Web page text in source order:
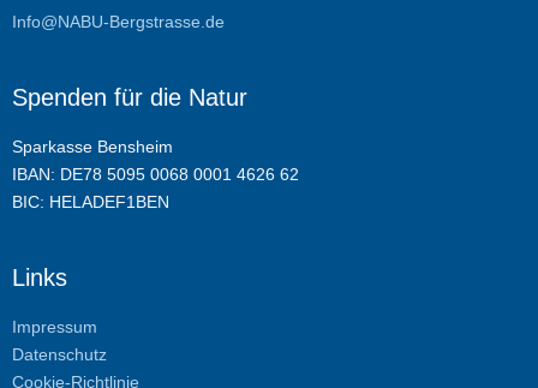
Info@NABU-Bergstrasse.de
Spenden für die Natur
Sparkasse Bensheim
IBAN: DE78 5095 0068 0001 4626 62
BIC: HELADEF1BEN
Links
Impressum
Datenschutz
Cookie-Richtlinie